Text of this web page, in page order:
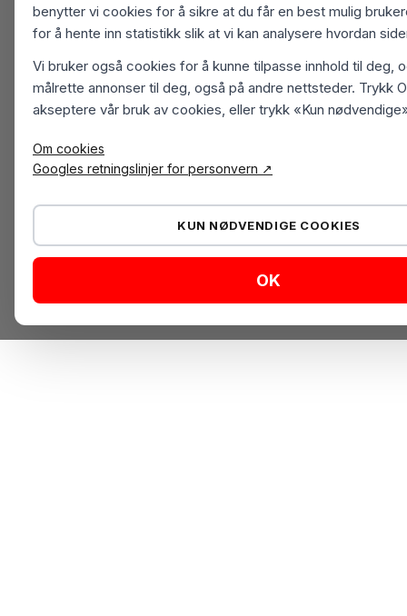
benytter vi cookies for å sikre at du får en best mulig
for å hente inn statistikk slik at vi kan analysere hvordan
Vi bruker også cookies for å kunne tilpasse innhold til deg,
målrette annonser til deg, også på andre nettsteder. Trykk
akseptere vår bruk av cookies, eller trykk «Kun
Om cookies
Googles retningslinjer for personvern ↗
KUN NØDVENDIGE COOKIES
OK